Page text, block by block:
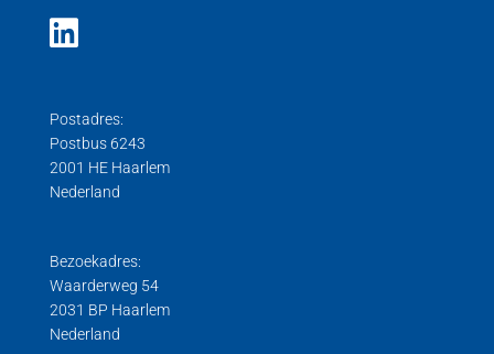
Postadres:
Postbus 6243
2001 HE Haarlem
Nederland
Bezoekadres:
Waarderweg 54
2031 BP Haarlem
Nederland